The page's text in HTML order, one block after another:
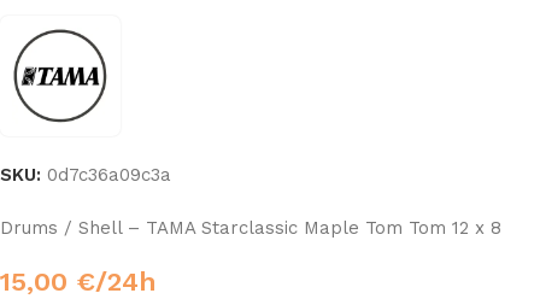
SKU: 0d7c36a09c3a
Drums / Shell – TAMA Starclassic Maple Tom Tom 12 x 8
15,00 €/24h